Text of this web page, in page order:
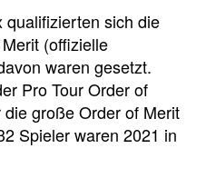
qualifizierten sich die
(offizielle
waren gesetzt.
Pro Tour Order of
große Order of Merit
Spieler waren 2021 in